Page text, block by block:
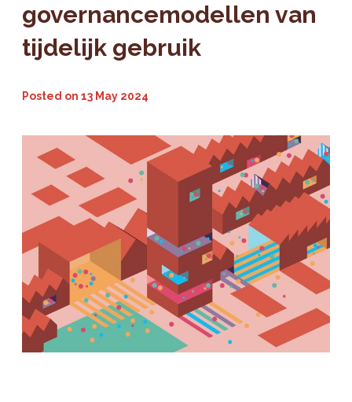
governancemodellen van
tijdelijk gebruik
Posted on13 May 2024